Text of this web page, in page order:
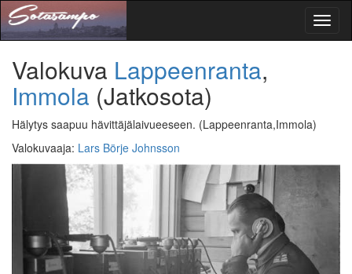
Valokuva Lappeenranta,
Immola (Jatkosota)
Hälytys saapuu hävittäjälaivueeseen. (Lappeenranta,Immola)
Valokuvaaja: Lars Börje Johnsson